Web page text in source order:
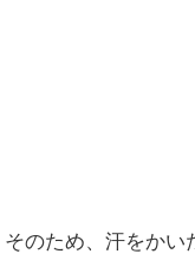
のため、汗をかい